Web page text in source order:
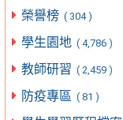
榮譽榜 ( 304 )
學生園地 ( 4,786 )
教師研習 ( 2,459 )
防疫專區 ( 81 )